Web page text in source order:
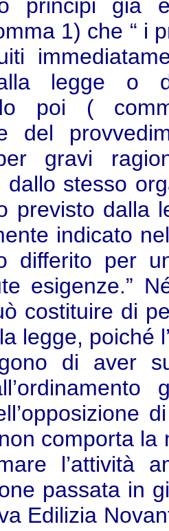
principi già
1) che “ i
legge o
poi (
del
gravi
dallo stesso
previsto dalla
indicato
differito per
esigenze.”
costituire di
legge, poiché
di aver
comporta
l’attività
passata in
Edilizia